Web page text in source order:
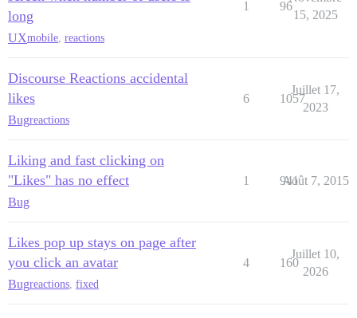
long
UXmobile, reactions
1 96
15, 2025
Discourse Reactions accidental
likes
Bugreactions
6 1057
Juillet 17,
2023
Liking and fast clicking on
"Likes" has no effect
Bug
1 941
Août 7, 2015
Likes pop up stays on page after
you click an avatar
Bugreactions, fixed
4 160
Juillet 10,
2026